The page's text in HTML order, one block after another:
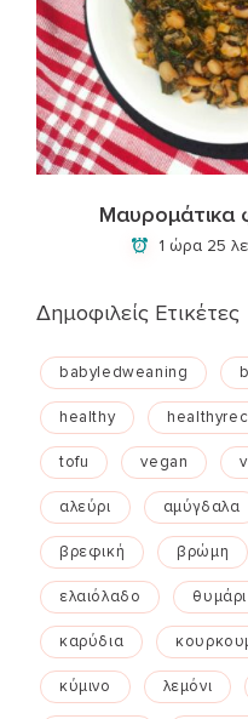
Μαυρομάτικα
1 ώρα 25
Δημοφιλείς Ετικέτες
babyledweaning
healthy
tofu vegan
αλεύρι αμύγδαλα
βρεφική βρώμη
ελαιόλαδο θυμάρι
καρύδια
κύμινο λεμόνι